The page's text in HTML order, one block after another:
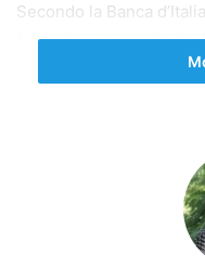
Secondo la Banca
fatturato in aumento
investimenti previsti per